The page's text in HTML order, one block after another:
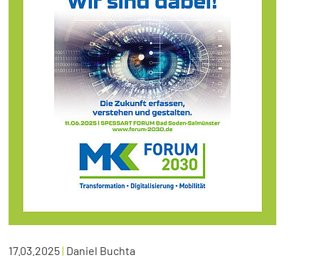
17.03.2025| Daniel Buchta